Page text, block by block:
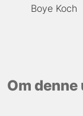
Boye Koch
Om